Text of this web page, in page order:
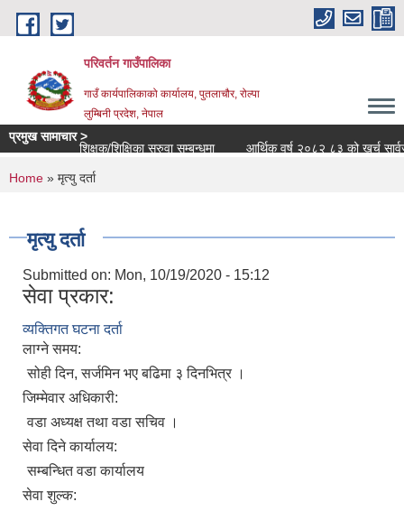
Skip to main content
परिवर्तन गाउँपालिका
गाउँ कार्यपालिकाको कार्यालय, पुतलाचौर, रोल्पा
लुम्बिनी प्रदेश, नेपाल
प्रमुख सामाचार >
शिक्षक/शिक्षिका सरुवा सम्बन्धमा
आर्थिक वर्ष २०८२ ८३ को खर्च
You are here
Home » मृत्यु दर्ता
मृत्यु दर्ता
Submitted on: Mon, 10/19/2020 - 15:12
सेवा प्रकार:
व्यक्तिगत घटना दर्ता
लाग्ने समय:
सोही दिन, सर्जमिन भए बढिमा ३ दिनभित्र ।
जिम्मेवार अधिकारी:
वडा अध्यक्ष तथा वडा सचिव ।
सेवा दिने कार्यालय:
सम्बन्धित वडा कार्यालय
सेवा शुल्क: